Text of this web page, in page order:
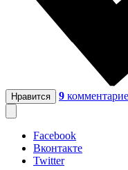
Нравится 9
Facebook
Вконтакте
Twitter